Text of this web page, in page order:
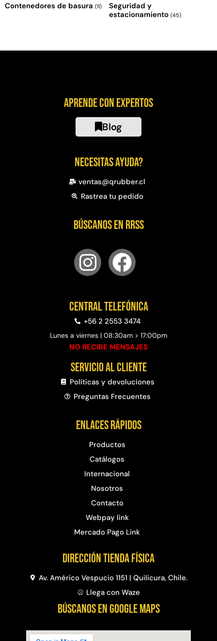
Contenedores de basura (11)
Seguridad y
estacionamiento (45)
Aprende con expertos
Blog
Necesitas ayuda?
ventas@qrubber.cl
Rastrea tu pedido
Búscanos en RRSS
Central telefónica
+56 2 2553 3474
Lunes a viernes | 08:30am > 17:00pm
NO RECIBE MENSAJES
Servicio al cliente
Políticas y devoluciones
Preguntas Frecuentes​
Enlaces rápidos
Productos
Catálogos
Internacional
Nosotros
Contacto
Webpay link
Mercado Pago Link
Dirección Tienda física
Av. Américo Vespucio 1151 | Quilicura, Chile.
Llega con Waze
BÚSCANOS EN GOOGLE MAPS